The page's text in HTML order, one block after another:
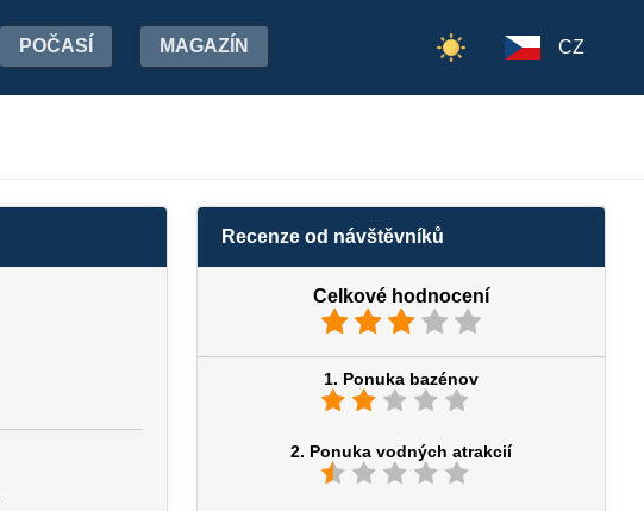
POČASÍ MAGAZÍN CZ
Recenze od návštěvníků
Celkové hodnocení
1. Ponuka bazénov
2. Ponuka vodných atrakcií